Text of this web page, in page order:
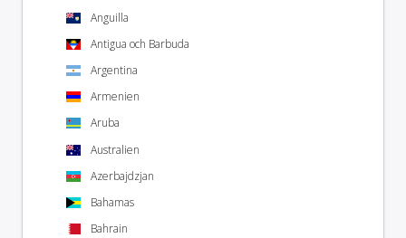
Anguilla
Antigua och Barbuda
Argentina
Armenien
Aruba
Australien
Azerbajdzjan
Bahamas
Bahrain